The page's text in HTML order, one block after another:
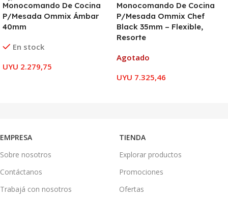
Monocomando De Cocina
P/Mesada Ommix Ámbar
40mm
En stock
UYU 2.279,75
Monocomando De Cocina
P/Mesada Ommix Chef
Black 35mm – Flexible,
Resorte
Agotado
UYU 7.325,46
EMPRESA
Sobre nosotros
Contáctanos
Trabajá con nosotros
TIENDA
Explorar productos
Promociones
Ofertas